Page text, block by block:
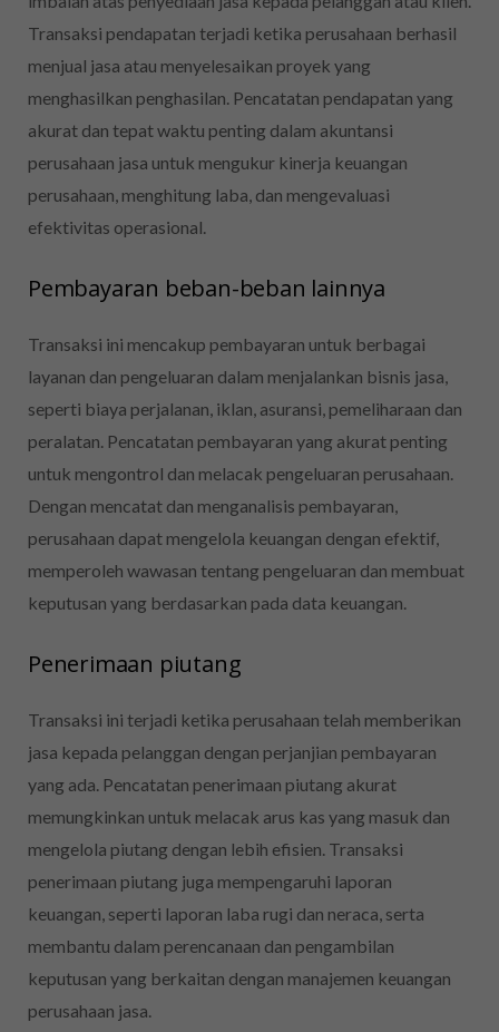
Transaksi pendapatan terjadi ketika perusahaan berhasil
menjual jasa atau menyelesaikan proyek yang
menghasilkan penghasilan. Pencatatan pendapatan yang
akurat dan tepat waktu penting dalam akuntansi
perusahaan jasa untuk mengukur kinerja keuangan
perusahaan, menghitung laba, dan mengevaluasi
efektivitas operasional.
Pembayaran beban-beban lainnya
Transaksi ini mencakup pembayaran untuk berbagai
layanan dan pengeluaran dalam menjalankan bisnis jasa,
seperti biaya perjalanan, iklan, asuransi, pemeliharaan dan
peralatan. Pencatatan pembayaran yang akurat penting
untuk mengontrol dan melacak pengeluaran perusahaan.
Dengan mencatat dan menganalisis pembayaran,
perusahaan dapat mengelola keuangan dengan efektif,
memperoleh wawasan tentang pengeluaran dan membuat
keputusan yang berdasarkan pada data keuangan.
Penerimaan piutang
Transaksi ini terjadi ketika perusahaan telah memberikan
jasa kepada pelanggan dengan perjanjian pembayaran
yang ada. Pencatatan penerimaan piutang akurat
memungkinkan untuk melacak arus kas yang masuk dan
mengelola piutang dengan lebih efisien. Transaksi
penerimaan piutang juga mempengaruhi laporan
keuangan, seperti laporan laba rugi dan neraca, serta
membantu dalam perencanaan dan pengambilan
keputusan yang berkaitan dengan manajemen keuangan
perusahaan jasa.